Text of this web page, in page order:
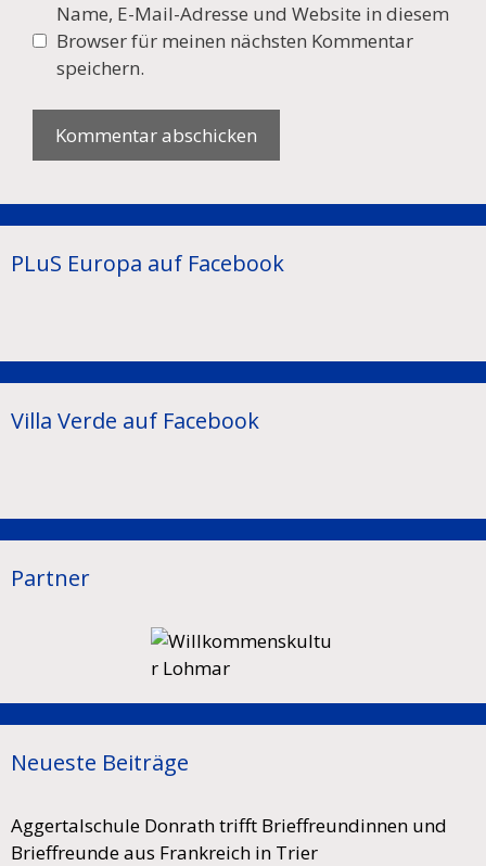
Name, E-Mail-Adresse und Website in diesem
Browser für meinen nächsten Kommentar
speichern.
PLuS Europa auf Facebook
Villa Verde auf Facebook
Partner
Neueste Beiträge
Aggertalschule Donrath trifft Brieffreundinnen und
Brieffreunde aus Frankreich in Trier